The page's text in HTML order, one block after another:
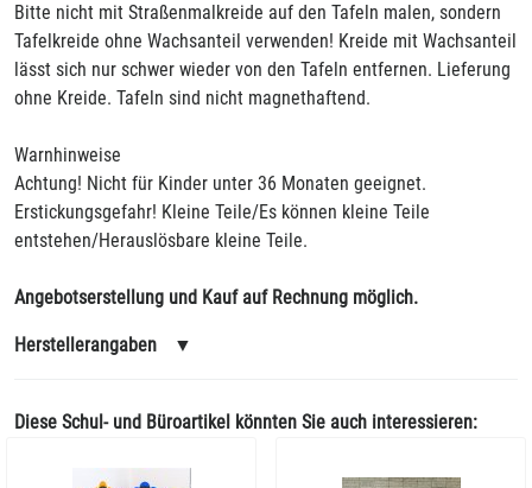
Bitte nicht mit Straßenmalkreide auf den Tafeln malen, sondern
Tafelkreide ohne Wachsanteil verwenden! Kreide mit Wachsanteil
lässt sich nur schwer wieder von den Tafeln entfernen. Lieferung
ohne Kreide. Tafeln sind nicht magnethaftend.
Warnhinweise
Achtung! Nicht für Kinder unter 36 Monaten geeignet.
Erstickungsgefahr! Kleine Teile/Es können kleine Teile
entstehen/Herauslösbare kleine Teile.
Angebotserstellung und Kauf auf Rechnung möglich.
Herstellerangaben ▼
Diese Schul- und Büroartikel könnten Sie auch interessieren: